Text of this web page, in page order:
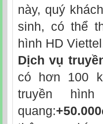
này, quý
sinh, có thể
hình HD
Dịch vụ
có hơn 100
truyền
quang: